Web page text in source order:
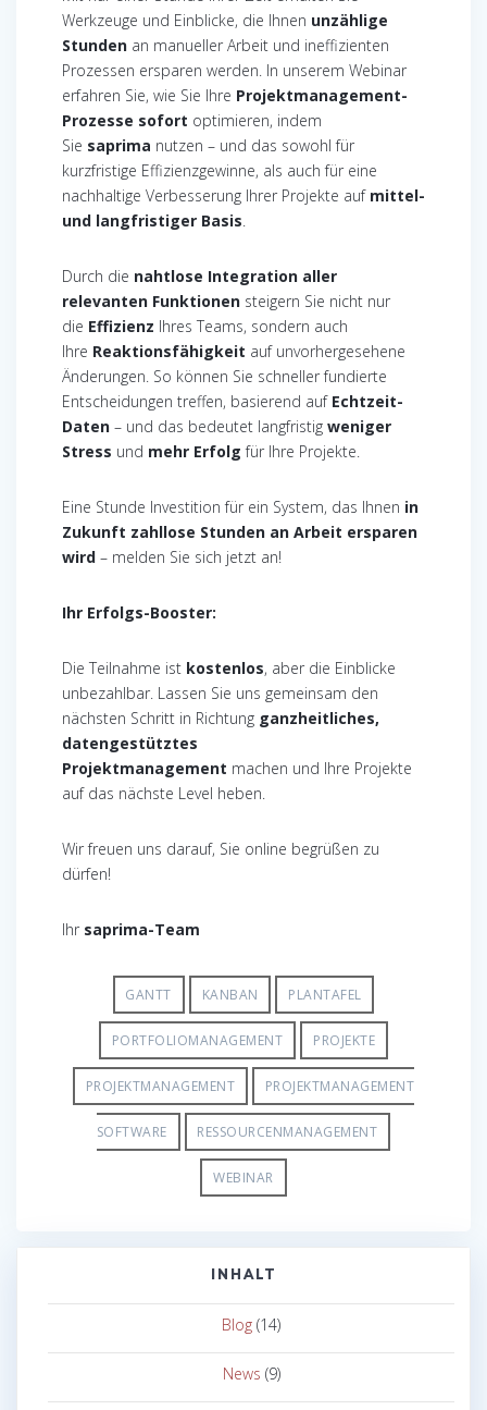
Werkzeuge und Einblicke, die Ihnen unzählige
Stunden an manueller Arbeit und ineffizienten
Prozessen ersparen werden. In unserem Webinar
erfahren Sie, wie Sie Ihre Projektmanagement-
Prozesse sofort optimieren, indem
Sie saprima nutzen – und das sowohl für
kurzfristige Effizienzgewinne, als auch für eine
nachhaltige Verbesserung Ihrer Projekte auf mittel-
und langfristiger Basis.
Durch die nahtlose Integration aller
relevanten Funktionen steigern Sie nicht nur
die Effizienz Ihres Teams, sondern auch
Ihre Reaktionsfähigkeit auf unvorhergesehene
Änderungen. So können Sie schneller fundierte
Entscheidungen treffen, basierend auf Echtzeit-
Daten – und das bedeutet langfristig weniger
Stress und mehr Erfolg für Ihre Projekte.
Eine Stunde Investition für ein System, das Ihnen in
Zukunft zahllose Stunden an Arbeit ersparen
wird – melden Sie sich jetzt an!
Ihr Erfolgs-Booster:
Die Teilnahme ist kostenlos, aber die Einblicke
unbezahlbar. Lassen Sie uns gemeinsam den
nächsten Schritt in Richtung ganzheitliches,
datengestütztes
Projektmanagement machen und Ihre Projekte
auf das nächste Level heben.
Wir freuen uns darauf, Sie online begrüßen zu
dürfen!
Ihr saprima-Team
GANTT KANBAN PLANTAFEL
PORTFOLIOMANAGEMENT PROJEKTE
PROJEKTMANAGEMENT PROJEKTMANAGEMENT
SOFTWARE RESSOURCENMANAGEMENT
WEBINAR
INHALT
Blog (14)
News (9)